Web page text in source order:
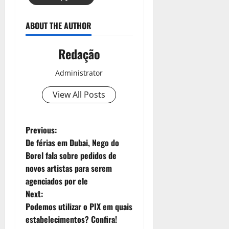
ABOUT THE AUTHOR
Redação
Administrator
View All Posts
Previous:
De férias em Dubai, Nego do
Borel fala sobre pedidos de
novos artistas para serem
agenciados por ele
Next:
Podemos utilizar o PIX em quais
estabelecimentos? Confira!